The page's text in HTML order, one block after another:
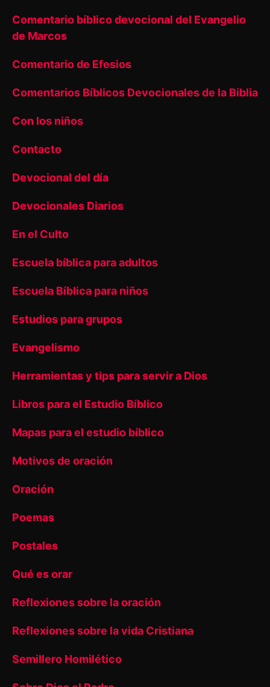
Comentario bíblico devocional del Evangelio
de Marcos
Comentario de Efesios
Comentarios Bíblicos Devocionales de la Biblia
Con los niños
Contacto
Devocional del día
Devocionales Diarios
En el Culto
Escuela bíblica para adultos
Escuela Bíblica para niños
Estudios para grupos
Evangelismo
Herramientas y tips para servir a Dios
Libros para el Estudio Bíblico
Mapas para el estudio bíblico
Motivos de oración
Oración
Poemas
Postales
Qué es orar
Reflexiones sobre la oración
Reflexiones sobre la vida Cristiana
Semillero Homilético